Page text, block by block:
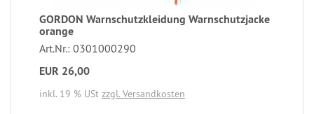
GORDON Warnschutzkleidung Warnschutzjacke
orange
Art.Nr.: 0301000290
EUR 26,00
inkl. 19 % USt zzgl. Versandkosten